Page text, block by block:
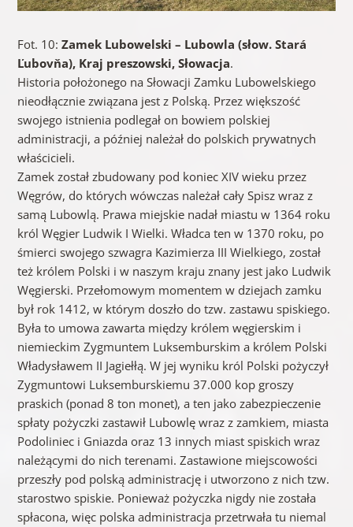
Fot. 10: Zamek Lubowelski – Lubowla (słow. Stará
Ľubovňa), Kraj preszowski, Słowacja.
Historia położonego na Słowacji Zamku Lubowelskiego
nieodłącznie związana jest z Polską. Przez większość
swojego istnienia podlegał on bowiem polskiej
administracji, a później należał do polskich prywatnych
właścicieli.
Zamek został zbudowany pod koniec XIV wieku przez
Węgrów, do których wówczas należał cały Spisz wraz z
samą Lubowlą. Prawa miejskie nadał miastu w 1364 roku
król Węgier Ludwik I Wielki. Władca ten w 1370 roku, po
śmierci swojego szwagra Kazimierza III Wielkiego, został
też królem Polski i w naszym kraju znany jest jako Ludwik
Węgierski. Przełomowym momentem w dziejach zamku
był rok 1412, w którym doszło do tzw. zastawu spiskiego.
Była to umowa zawarta między królem węgierskim i
niemieckim Zygmuntem Luksemburskim a królem Polski
Władysławem II Jagiełłą. W jej wyniku król Polski pożyczył
Zygmuntowi Luksemburskiemu 37.000 kop groszy
praskich (ponad 8 ton monet), a ten jako zabezpieczenie
spłaty pożyczki zastawił Lubowlę wraz z zamkiem, miasta
Podoliniec i Gniazda oraz 13 innych miast spiskich wraz
należącymi do nich terenami. Zastawione miejscowości
przeszły pod polską administrację i utworzono z nich tzw.
starostwo spiskie. Ponieważ pożyczka nigdy nie została
spłacona, więc polska administracja przetrwała tu niemal